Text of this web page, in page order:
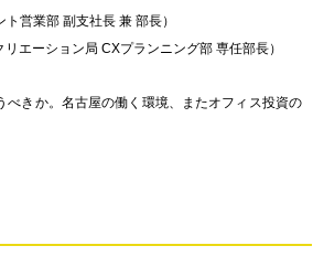
営業部 副支社長 兼 部長）
エーション局 CXプランニング部 専任部長）
きか。名古屋の働く環境、またオフィス投資の